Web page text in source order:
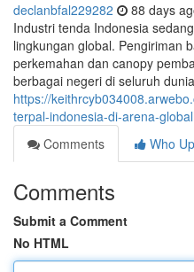
declanbfal229282 88 days
Industri tenda Indonesia
lingkungan global. Pengiriman
perkemahan dan canopy
berbagai negeri di seluruh
https://
terpal-indonesia-di-arena-global
Comments
Who
Comments
Submit a Comment
No HTML